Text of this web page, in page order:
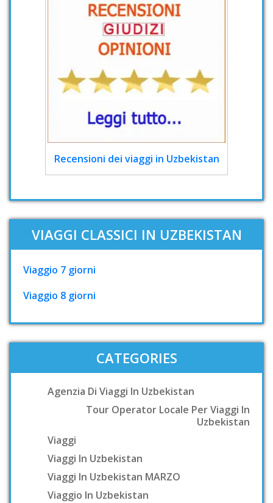
Recensioni dei viaggi in Uzbekistan
VIAGGI CLASSICI IN UZBEKISTAN
Viaggio 7 giorni
Viaggio 8 giorni
CATEGORIES
Agenzia Di Viaggi In Uzbekistan
Tour Operator Locale Per Viaggi In
Uzbekistan
Viaggi
Viaggi In Uzbekistan
Viaggi In Uzbekistan MARZO
Viaggio In Uzbekistan